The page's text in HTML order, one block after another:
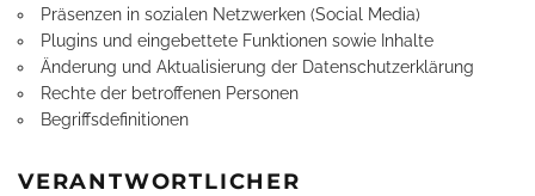
Präsenzen in sozialen Netzwerken (Social Media)
Plugins und eingebettete Funktionen sowie Inhalte
Änderung und Aktualisierung der Datenschutzerklärung
Rechte der betroffenen Personen
Begriffsdefinitionen
VERANTWORTLICHER